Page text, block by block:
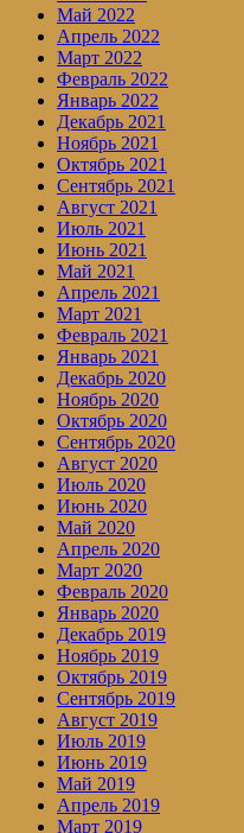
Май 2022
Апрель 2022
Март 2022
Февраль 2022
Январь 2022
Декабрь 2021
Ноябрь 2021
Октябрь 2021
Сентябрь 2021
Август 2021
Июль 2021
Июнь 2021
Май 2021
Апрель 2021
Март 2021
Февраль 2021
Январь 2021
Декабрь 2020
Ноябрь 2020
Октябрь 2020
Сентябрь 2020
Август 2020
Июль 2020
Июнь 2020
Май 2020
Апрель 2020
Март 2020
Февраль 2020
Январь 2020
Декабрь 2019
Ноябрь 2019
Октябрь 2019
Сентябрь 2019
Август 2019
Июль 2019
Июнь 2019
Май 2019
Апрель 2019
Март 2019